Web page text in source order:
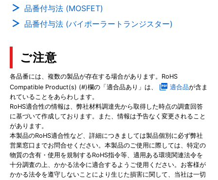
品番付与法 (MOSFET)
品番付与法 (バイポーラートランジスター)
ご注意
各品番には、複数の製品が存在する場合があります。RoHS
Compatible Product(s) (#)欄の「適合品あり」は、
適合品が含ま
れていることをあらわします。
RoHS適合性の情報は、弊社材料調達先から取得した時点の調査回答
に基づいて作成しております。また、情報は予告なく変更されること
があります。
本製品のRoHS適合性など、詳細につきましては製品個別に必ず弊社
営業窓口までお問合せください。本製品のご使用に際しては、特定の
物質の含有・使用を規制するRoHS指令等、適用ある環境関連法令を
十分調査の上、かかる法令に適合するようご使用ください。お客様が
かかる法令を遵守しないことにより生じた損害に関して、当社は一切